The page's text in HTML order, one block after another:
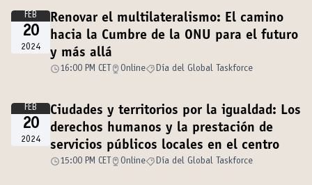
FEB
20
2024
Renovar el multilateralismo: El camino
hacia la Cumbre de la ONU para el futuro
y más allá
16:00 PM CET Online Día del Global Taskforce
FEB
20
2024
Ciudades y territorios por la igualdad: Los
derechos humanos y la prestación de
servicios públicos locales en el centro
15:00 PM CET Online Día del Global Taskforce